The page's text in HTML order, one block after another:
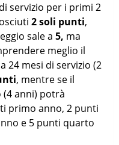
servizio per i primi 2
2 soli punti,
sale a5, ma
meglio il
24 mesi di servizio (2
, mentre se il
(4 anni) potrà
primo anno, 2 punti
e 5 punti quarto